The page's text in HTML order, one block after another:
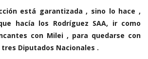
está garantizada , sino lo hace ,
hacía los Rodríguez SAA, ir como
con Milei , para quedarse con
Diputados Nacionales .